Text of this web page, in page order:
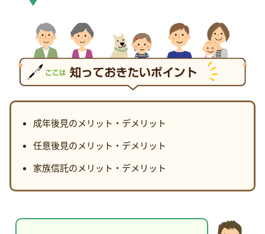
成年後見のメリット・デメリット
任意後見のメリット・デメリット
家族信託のメリット・デメリット